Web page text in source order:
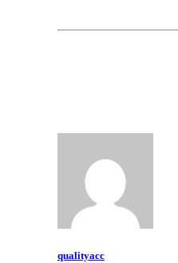
qualityacc